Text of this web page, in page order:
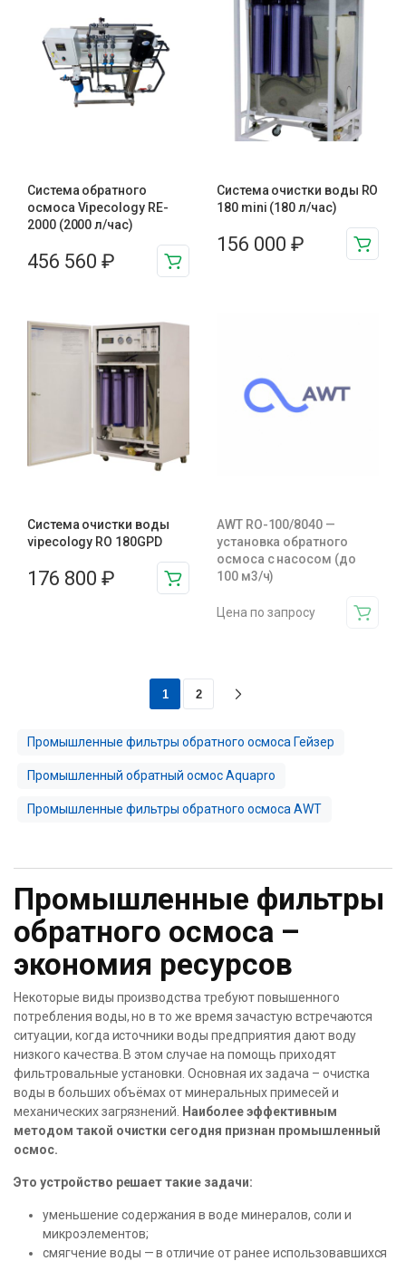
Система обратного
осмоса Vipecology RE-
2000 (2000 л/час)
456 560 ₽
Система очистки воды RO
180 mini (180 л/час)
156 000 ₽
Система очистки воды
vipecology RO 180GPD
176 800 ₽
AWT RO-100/8040 —
установка обратного
осмоса с насосом (до
100 м3/ч)
Цена по запросу
1 2
Промышленные фильтры обратного осмоса Гейзер
Промышленный обратный осмос Aquapro
Промышленные фильтры обратного осмоса AWT
Промышленные фильтры
обратного осмоса –
экономия ресурсов
Некоторые виды производства требуют повышенного
потребления воды, но в то же время зачастую встречаются
ситуации, когда источники воды предприятия дают воду
низкого качества. В этом случае на помощь приходят
фильтровальные установки. Основная их задача – очистка
воды в больших объёмах от минеральных примесей и
механических загрязнений.
Наиболее эффективным
методом такой очистки сегодня признан промышленный
осмос.
Это устройство решает такие задачи:
уменьшение содержания в воде минералов, соли и
микроэлементов;
смягчение воды — в отличие от ранее использовавшихся